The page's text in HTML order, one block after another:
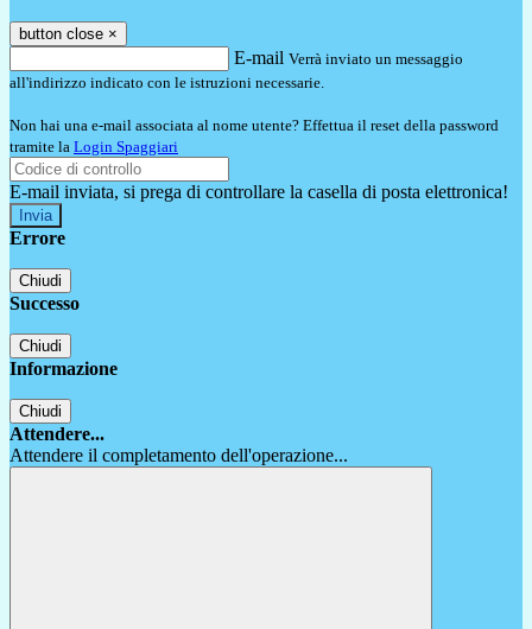
button close ×
E-mail Verrà inviato un messaggio
all'indirizzo indicato con le istruzioni necessarie.
Non hai una e-mail associata al nome utente? Effettua il reset della password
tramite la Login Spaggiari
E-mail inviata, si prega di controllare la casella di posta elettronica!
Errore
Chiudi
Successo
Chiudi
Informazione
Chiudi
Attendere...
Attendere il completamento dell'operazione...